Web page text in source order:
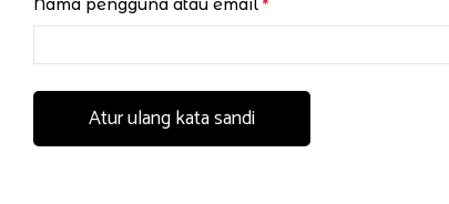
Nama pengguna atau email *
Atur ulang kata sandi